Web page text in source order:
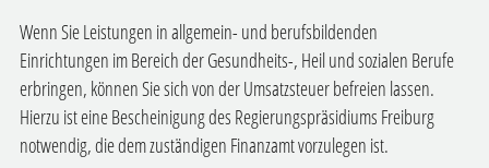
Wenn Sie Leistungen in allgemein- und berufsbildenden
Einrichtungen im Bereich der Gesundheits-, Heil und sozialen Berufe
erbringen, können Sie sich von der Umsatzsteuer befreien lassen.
Hierzu ist eine Bescheinigung des Regierungspräsidiums Freiburg
notwendig, die dem zuständigen Finanzamt vorzulegen ist.